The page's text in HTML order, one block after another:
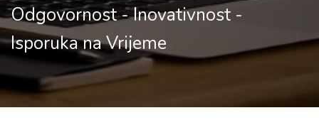
Odgovornost - Inovativnost -
Isporuka na Vrijeme